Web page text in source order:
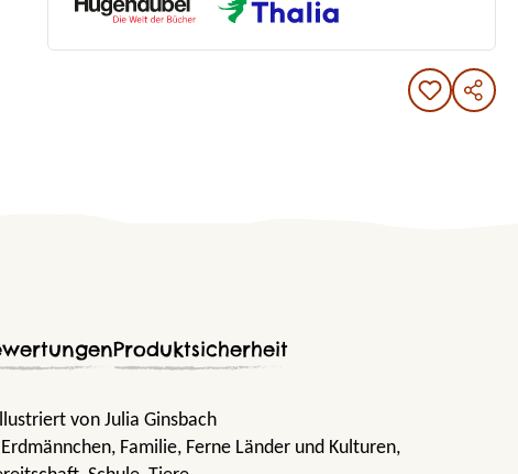
Produktsicherheit
von Julia Ginsbach
, Familie, Ferne Länder und Kulturen,